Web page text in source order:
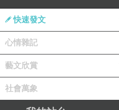
不會
也許跑跑
一路
我也
快速發文
心情雜記
藝文欣賞
社會萬象